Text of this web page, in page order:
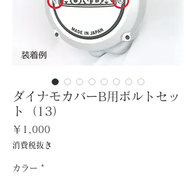
ダイナモカバーB用ボルトセッ
ト（13）
￥1,000
格
消費税抜き
カラー *